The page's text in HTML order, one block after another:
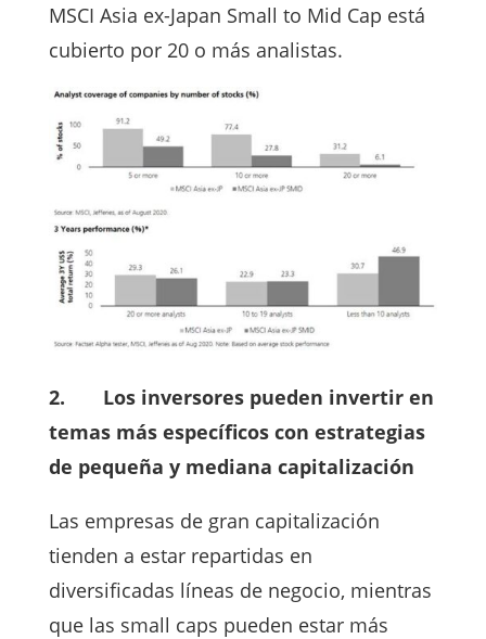
MSCI Asia ex-Japan Small to Mid Cap está
cubierto por 20 o más analistas.
2. Los inversores pueden invertir en
temas más específicos con estrategias
de pequeña y mediana capitalización
Las empresas de gran capitalización
tienden a estar repartidas en
diversificadas líneas de negocio, mientras
que las small caps pueden estar más